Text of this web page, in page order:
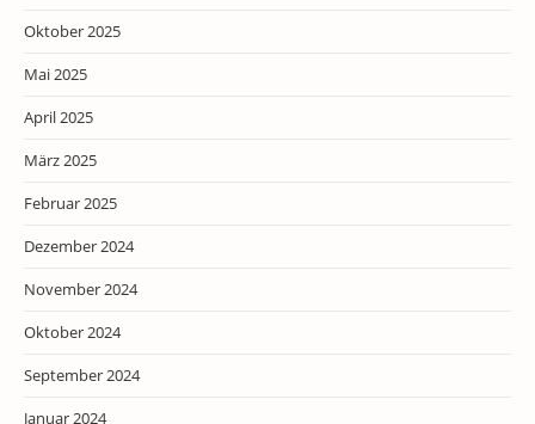
Oktober 2025
Mai 2025
April 2025
März 2025
Februar 2025
Dezember 2024
November 2024
Oktober 2024
September 2024
Januar 2024